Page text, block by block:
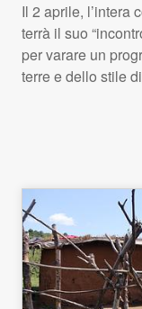
Il 2 aprile, l’intera
terrà il suo
per varare un
terre e dello stile